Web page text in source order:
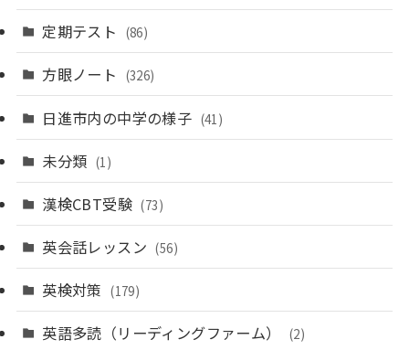
定期テスト (86)
方眼ノート (326)
日進市内の中学の様子 (41)
未分類 (1)
漢検CBT受験 (73)
英会話レッスン (56)
英検対策 (179)
英語多読（リーディングファーム） (2)